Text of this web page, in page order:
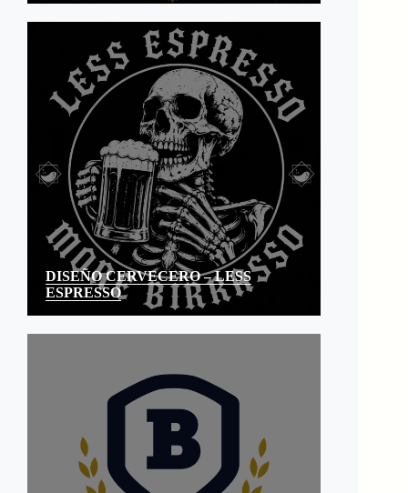
DISEÑO CERVECERO – LESS
ESPRESSO